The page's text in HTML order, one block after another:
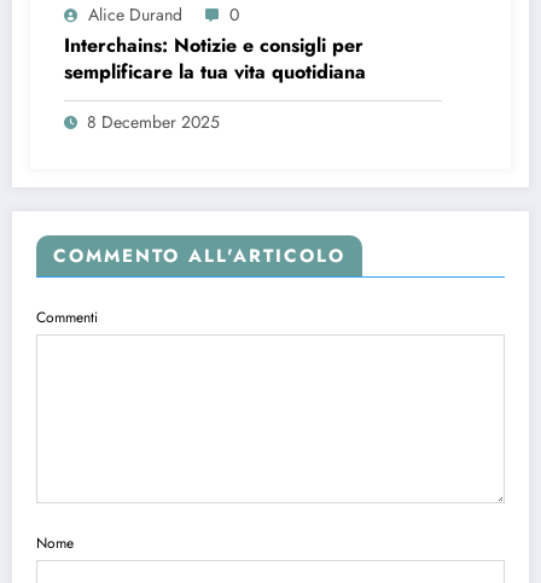
Alice Durand 0
Interchains: Notizie e consigli per
semplificare la tua vita quotidiana
8 December 2025
COMMENTO ALL'ARTICOLO
Commenti
Nome